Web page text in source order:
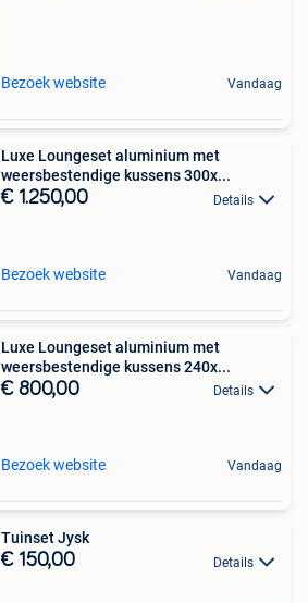
Bezoek website Vandaag
Luxe Loungeset aluminium met
weersbestendige kussens 300x...
€ 1.250,00 Details
Bezoek website Vandaag
Luxe Loungeset aluminium met
weersbestendige kussens 240x...
€ 800,00 Details
Bezoek website Vandaag
Tuinset Jysk
€ 150,00 Details